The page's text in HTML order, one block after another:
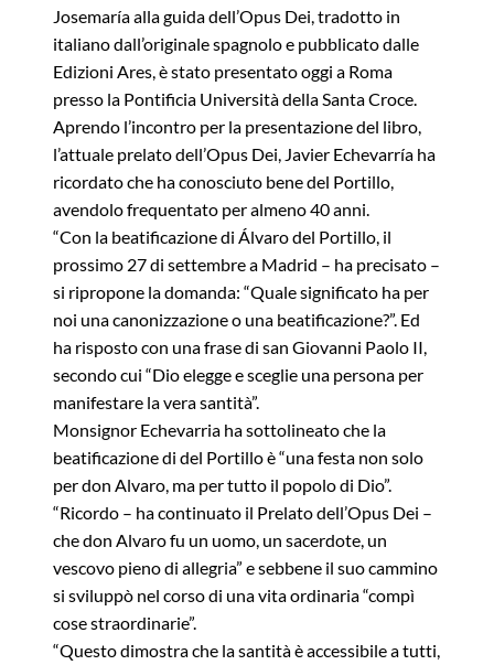
Josemaría alla guida dell’Opus Dei, tradotto in
italiano dall’originale spagnolo e pubblicato dalle
Edizioni Ares, è stato presentato oggi a Roma
presso la Pontificia Università della Santa Croce.
Aprendo l’incontro per la presentazione del libro,
l’attuale prelato dell’Opus Dei, Javier Echevarría ha
ricordato che ha conosciuto bene del Portillo,
avendolo frequentato per almeno 40 anni.
“Con la beatificazione di Álvaro del Portillo, il
prossimo 27 di settembre a Madrid – ha precisato –
si ripropone la domanda: “Quale significato ha per
noi una canonizzazione o una beatificazione?”. Ed
ha risposto con una frase di san Giovanni Paolo II,
secondo cui “Dio elegge e sceglie una persona per
manifestare la vera santità”.
Monsignor Echevarria ha sottolineato che la
beatificazione di del Portillo è “una festa non solo
per don Alvaro, ma per tutto il popolo di Dio”.
“Ricordo – ha continuato il Prelato dell’Opus Dei –
che don Alvaro fu un uomo, un sacerdote, un
vescovo pieno di allegria” e sebbene il suo cammino
si sviluppò nel corso di una vita ordinaria “compì
cose straordinarie”.
“Questo dimostra che la santità è accessibile a tutti,